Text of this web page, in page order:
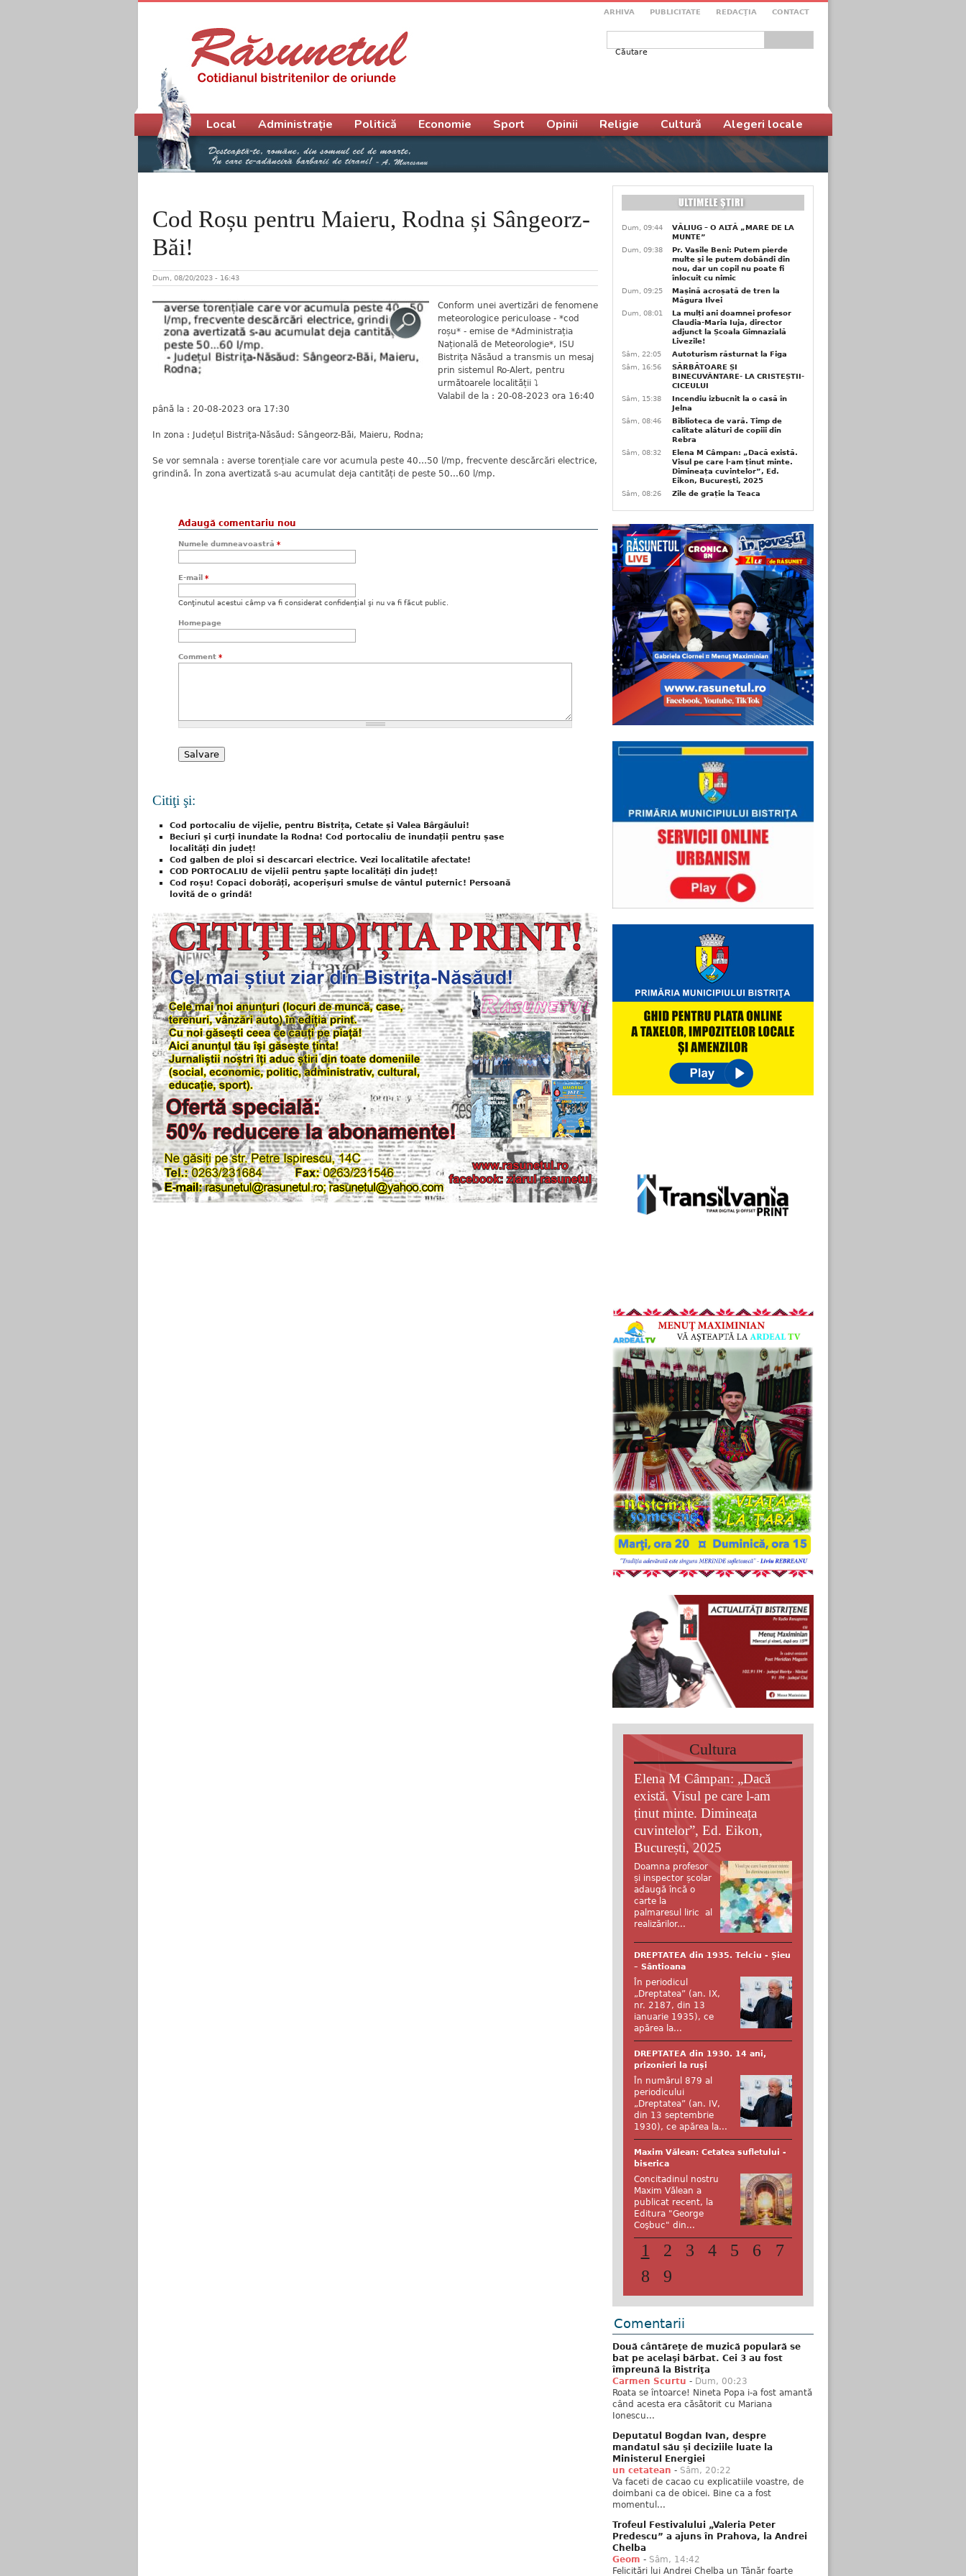
ARHIVA PUBLICITATE REDACŢIA CONTACT
Formular de căutare
Cod Roșu pentru Maieru, Rodna și Sângeorz-
Băi!
Dum, 08/20/2023 - 16:43
Conform unei avertizări de fenomene
meteorologice periculoase - *cod
roșu* - emise de *Administrația
Națională de Meteorologie*, ISU
Bistrița Năsăud a transmis un mesaj
prin sistemul Ro-Alert, pentru
următoarele localității ⤵️
Valabil de la : 20-08-2023 ora 16:40
până la : 20-08-2023 ora 17:30
In zona : Județul Bistriţa-Năsăud: Sângeorz-Băi, Maieru, Rodna;
Se vor semnala : averse torențiale care vor acumula peste 40…50 l/mp, frecvente descărcări electrice,
grindină. În zona avertizată s-au acumulat deja cantități de peste 50...60 l/mp.
Adaugă comentariu nou
Numele dumneavoastră *
E-mail *
Conţinutul acestui câmp va fi considerat confidenţial şi nu va fi făcut public.
Homepage
Comment *
Citiţi şi:
Cod portocaliu de vijelie, pentru Bistrița, Cetate și Valea Bârgăului!
Beciuri și curți inundate la Rodna! Cod portocaliu de inundații pentru șase
localități din județ!
Cod galben de ploi si descarcari electrice. Vezi localitatile afectate!
COD PORTOCALIU de vijelii pentru șapte localități din județ!
Cod roșu! Copaci doborâți, acoperișuri smulse de vântul puternic! Persoană
lovită de o grindă!
Meniu principal
Local Administrație Politică Economie Sport Opinii Religie Cultură Alegeri locale
Dum, 09:44
VĂLIUG – O ALTĂ „MARE DE LA
MUNTE”
Dum, 09:38
Pr. Vasile Beni: Putem pierde
multe și le putem dobândi din
nou, dar un copil nu poate fi
înlocuit cu nimic
Dum, 09:25
Mașină acroșată de tren la
Măgura Ilvei
Dum, 08:01
La mulți ani doamnei profesor
Claudia-Maria Iuja, director
adjunct la Școala Gimnazială
Livezile!
Sâm, 22:05
Autoturism răsturnat la Figa
Sâm, 16:56
SĂRBĂTOARE ȘI
BINECUVÂNTARE- LA CRISTEȘTII-
CICEULUI
Sâm, 15:38
Incendiu izbucnit la o casă în
Jelna
Sâm, 08:46
Biblioteca de vară. Timp de
calitate alături de copiii din
Rebra
Sâm, 08:32
Elena M Câmpan: „Dacă există.
Visul pe care l-am ținut minte.
Dimineața cuvintelor”, Ed.
Eikon, București, 2025
Sâm, 08:26
Zile de grație la Teaca
Cultura
Elena M Câmpan: „Dacă
există. Visul pe care l-am
ținut minte. Dimineața
cuvintelor”, Ed. Eikon,
București, 2025
Doamna profesor
și inspector școlar
adaugă încă o
carte la
palmaresul liric al
realizărilor...
DREPTATEA din 1935. Telciu - Șieu
– Sântioana
În periodicul
„Dreptatea” (an. IX,
nr. 2187, din 13
ianuarie 1935), ce
apărea la...
DREPTATEA din 1930. 14 ani,
prizonieri la ruși
În numărul 879 al
periodicului
„Dreptatea” (an. IV,
din 13 septembrie
1930), ce apărea la...
Maxim Vălean: Cetatea sufletului -
biserica
Concitadinul nostru
Maxim Vălean a
publicat recent, la
Editura "George
Coşbuc" din...
1 2 3 4 5 6
7
8
9
Comentarii
Două cântăreţe de muzică populară se
bat pe acelaşi bărbat. Cei 3 au fost
împreună la Bistriţa
Carmen Scurtu - Dum, 00:23
Roata se întoarce! Nineta Popa i-a fost amantă
când acesta era căsătorit cu Mariana
Ionescu...
Deputatul Bogdan Ivan, despre
mandatul său și deciziile luate la
Ministerul Energiei
un cetatean - Sâm, 20:22
Va faceti de cacao cu explicatiile voastre, de
doimbani ca de obicei. Bine ca a fost
momentul...
Trofeul Festivalului „Valeria Peter
Predescu” a ajuns în Prahova, la Andrei
Chelba
Geom - Sâm, 14:42
Felicitări lui Andrei Chelba un Tânăr foarte